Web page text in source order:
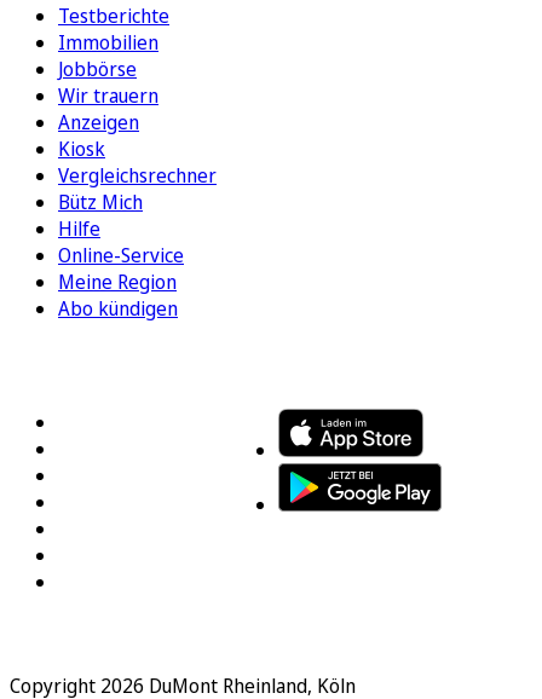
Testberichte
Immobilien
Jobbörse
Wir trauern
Anzeigen
Kiosk
Vergleichsrechner
Bütz Mich
Hilfe
Online-Service
Meine Region
Abo kündigen
Copyright 2026 DuMont Rheinland, Köln